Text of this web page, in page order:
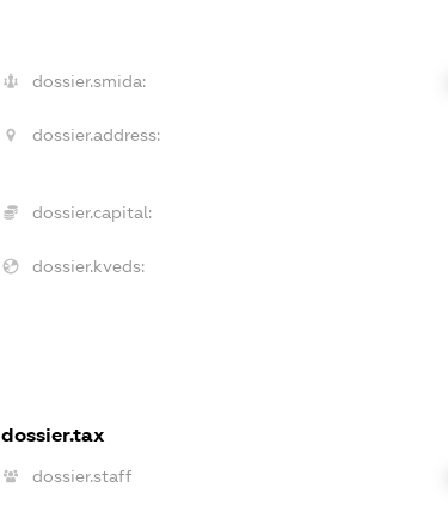
dossier.smida:
dossier.address:
dossier.capital:
dossier.kveds:
dossier.tax
dossier.staff